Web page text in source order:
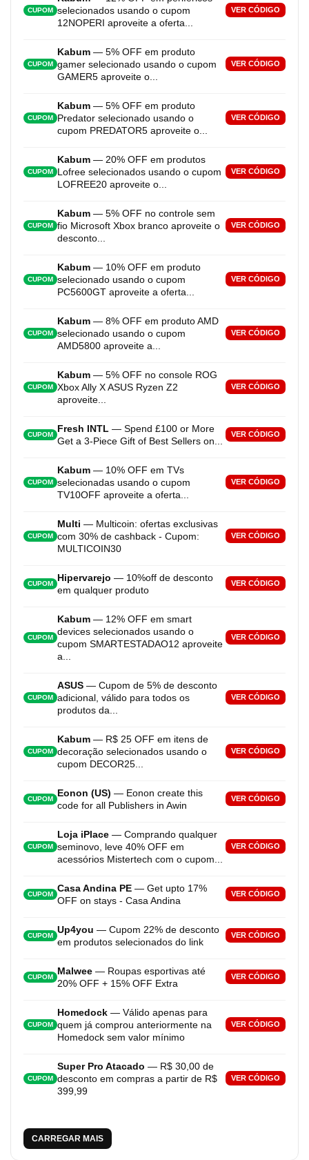
CUPOM selecionados usando o cupom
12NOPERI aproveite a oferta...
VER CÓDIGO
CUPOM
Kabum — 5% OFF em produto
gamer selecionado usando o cupom
GAMER5 aproveite o...
VER CÓDIGO
CUPOM
Kabum — 5% OFF em produto
Predator selecionado usando o
cupom PREDATOR5 aproveite o...
VER CÓDIGO
CUPOM
Kabum — 20% OFF em produtos
Lofree selecionados usando o cupom
LOFREE20 aproveite o...
VER CÓDIGO
CUPOM
Kabum — 5% OFF no controle sem
fio Microsoft Xbox branco aproveite o
desconto...
VER CÓDIGO
CUPOM
Kabum — 10% OFF em produto
selecionado usando o cupom
PC5600GT aproveite a oferta...
VER CÓDIGO
CUPOM
Kabum — 8% OFF em produto AMD
selecionado usando o cupom
AMD5800 aproveite a...
VER CÓDIGO
CUPOM
Kabum — 5% OFF no console ROG
Xbox Ally X ASUS Ryzen Z2
aproveite...
VER CÓDIGO
CUPOM
Fresh INTL — Spend £100 or More
Get a 3-Piece Gift of Best Sellers on...
VER CÓDIGO
CUPOM
Kabum — 10% OFF em TVs
selecionadas usando o cupom
TV10OFF aproveite a oferta...
VER CÓDIGO
CUPOM
Multi — Multicoin: ofertas exclusivas
com 30% de cashback - Cupom:
MULTICOIN30
VER CÓDIGO
CUPOM
Hipervarejo — 10%off de desconto
em qualquer produto
VER CÓDIGO
CUPOM
Kabum — 12% OFF em smart
devices selecionados usando o
cupom SMARTESTADAO12 aproveite
a...
VER CÓDIGO
CUPOM
ASUS — Cupom de 5% de desconto
adicional, válido para todos os
produtos da...
VER CÓDIGO
CUPOM
Kabum — R$ 25 OFF em itens de
decoração selecionados usando o
cupom DECOR25...
VER CÓDIGO
CUPOM
Eonon (US) — Eonon create this
code for all Publishers in Awin
VER CÓDIGO
CUPOM
Loja iPlace — Comprando qualquer
seminovo, leve 40% OFF em
acessórios Mistertech com o cupom...
VER CÓDIGO
CUPOM
Casa Andina PE — Get upto 17%
OFF on stays - Casa Andina
VER CÓDIGO
CUPOM
Up4you — Cupom 22% de desconto
em produtos selecionados do link
VER CÓDIGO
CUPOM
Malwee — Roupas esportivas até
20% OFF + 15% OFF Extra
VER CÓDIGO
CUPOM
Homedock — Válido apenas para
quem já comprou anteriormente na
Homedock sem valor mínimo
VER CÓDIGO
CUPOM
Super Pro Atacado — R$ 30,00 de
desconto em compras a partir de R$
399,99
VER CÓDIGO
CARREGAR MAIS